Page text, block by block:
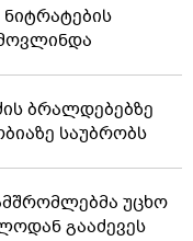
ნიტრატების
ბრალდებებზე
საუბრობს
უცხო
გააძევეს